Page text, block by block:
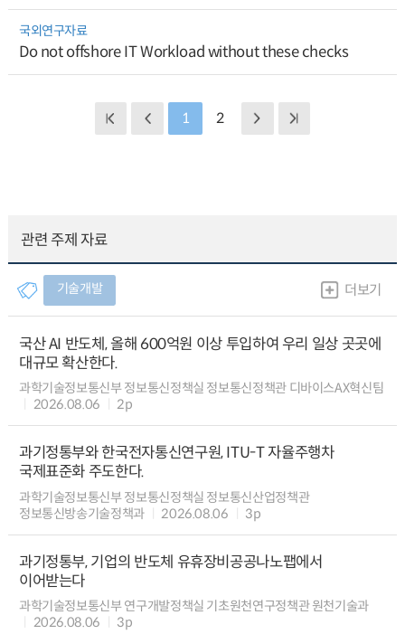
국외연구자료
Do not offshore IT Workload without these checks
1 2
관련 주제 자료
기술개발 더보기
국산 AI 반도체, 올해 600억원 이상 투입하여 우리 일상 곳곳에
대규모 확산한다.
과학기술정보통신부 정보통신정책실 정보통신정책관 디바이스AX혁신팀
2026.08.06
2p
과기정통부와 한국전자통신연구원, ITU-T 자율주행차
국제표준화 주도한다.
과학기술정보통신부 정보통신정책실 정보통신산업정책관
정보통신방송기술정책과
2026.08.06 3p
과기정통부, 기업의 반도체 유휴장비공공나노팹에서
이어받는다
과학기술정보통신부 연구개발정책실 기초원천연구정책관 원천기술과
2026.08.06
3p